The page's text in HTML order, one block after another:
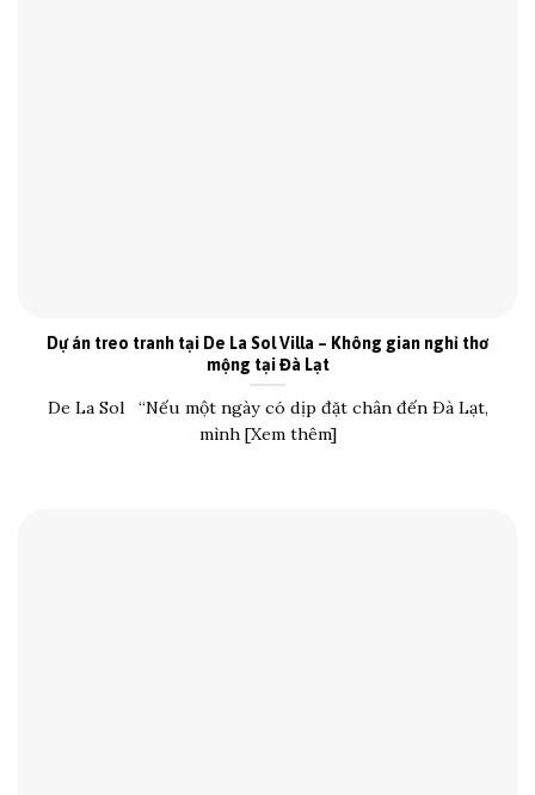
Dự án treo tranh tại De La Sol Villa – Không gian nghỉ thơ
mộng tại Đà Lạt
De La Sol “Nếu một ngày có dịp đặt chân đến Đà Lạt,
mình [Xem thêm]